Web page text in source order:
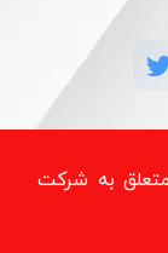
به شرکت